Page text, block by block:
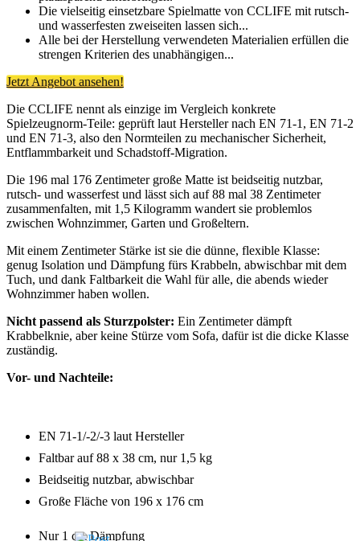
Die vielseitig einsetzbare Spielmatte von CCLIFE mit rutsch-
und wasserfesten zweiseiten lassen sich...
Alle bei der Herstellung verwendeten Materialien erfüllen die
strengen Kriterien des unabhängigen...
Jetzt Angebot ansehen!
Die CCLIFE nennt als einzige im Vergleich konkrete
Spielzeugnorm-Teile: geprüft laut Hersteller nach EN 71-1, EN 71-2
und EN 71-3, also den Normteilen zu mechanischer Sicherheit,
Entflammbarkeit und Schadstoff-Migration.
Die 196 mal 176 Zentimeter große Matte ist beidseitig nutzbar,
rutsch- und wasserfest und lässt sich auf 88 mal 38 Zentimeter
zusammenfalten, mit 1,5 Kilogramm wandert sie problemlos
zwischen Wohnzimmer, Garten und Großeltern.
Mit einem Zentimeter Stärke ist sie die dünne, flexible Klasse:
genug Isolation und Dämpfung fürs Krabbeln, abwischbar mit dem
Tuch, und dank Faltbarkeit die Wahl für alle, die abends wieder
Wohnzimmer haben wollen.
Nicht passend als Sturzpolster: Ein Zentimeter dämpft
Krabbelknie, aber keine Stürze vom Sofa, dafür ist die dicke Klasse
zuständig.
Vor- und Nachteile:
EN 71-1/-2/-3 laut Hersteller
Faltbar auf 88 x 38 cm, nur 1,5 kg
Beidseitig nutzbar, abwischbar
Große Fläche von 196 x 176 cm
Nur 1 cm Dämpfung